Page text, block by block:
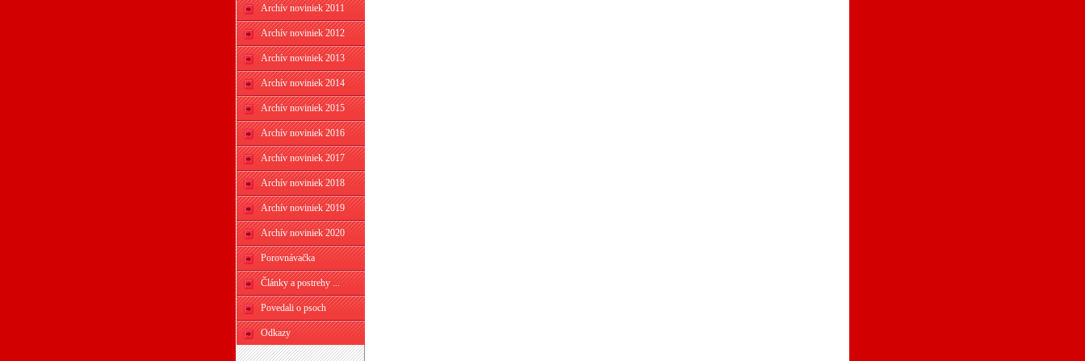
Archív noviniek 2011
Archív noviniek 2012
Archív noviniek 2013
Archív noviniek 2014
Archív noviniek 2015
Archív noviniek 2016
Archív noviniek 2017
Archív noviniek 2018
Archív noviniek 2019
Archív noviniek 2020
Porovnávačka
Články a postrehy ...
Povedali o psoch
Odkazy